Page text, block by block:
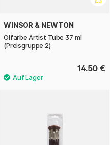
WINSOR & NEWTON
Ölfarbe Artist Tube 37 ml
(Preisgruppe 2)
14.50 €